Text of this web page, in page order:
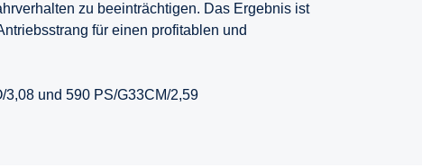
zu beeinträchtigen. Das Ergebnis ist
für einen profitablen und
und 590 PS/G33CM/2,59